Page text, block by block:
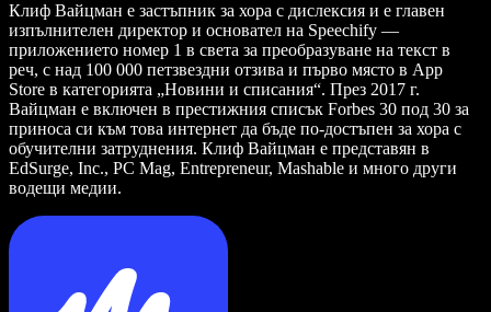
Клиф Вайцман е застъпник за хора с дислексия и е главен
изпълнителен директор и основател на Speechify —
приложението номер 1 в света за преобразуване на текст в
реч, с над 100 000 петзвездни отзива и първо място в App
Store в категорията „Новини и списания“. През 2017 г.
Вайцман е включен в престижния списък Forbes 30 под 30 за
приноса си към това интернет да бъде по-достъпен за хора с
обучителни затруднения. Клиф Вайцман е представян в
EdSurge, Inc., PC Mag, Entrepreneur, Mashable и много други
водещи медии.